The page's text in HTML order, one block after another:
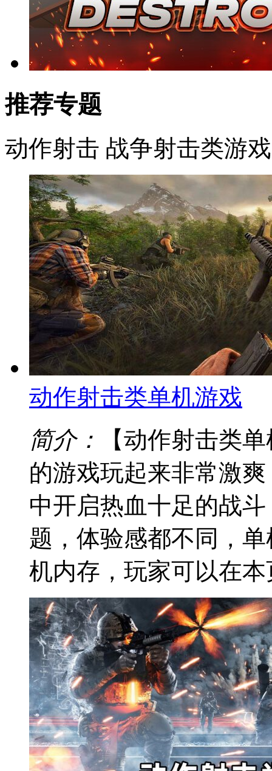
推荐专题
动作射击 战争射击类游戏
动作射击类单机游戏
简介：
【动作射击类
的游戏玩起来非常激
中开启热血十足的战
题，体验感都不同，
机内存，玩家可以在